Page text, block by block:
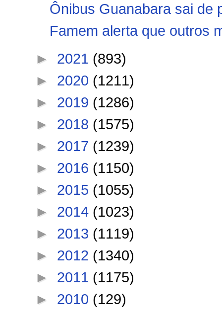
Ônibus Guanabara sai de
Famem alerta que outros
► 2021 (893)
► 2020 (1211)
► 2019 (1286)
► 2018 (1575)
► 2017 (1239)
► 2016 (1150)
► 2015 (1055)
► 2014 (1023)
► 2013 (1119)
► 2012 (1340)
► 2011 (1175)
► 2010 (129)